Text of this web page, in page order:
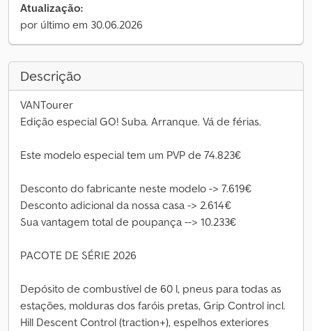
Atualização:
por último em 30.06.2026
Descrição
VANTourer
Edição especial GO! Suba. Arranque. Vá de férias.
Este modelo especial tem um PVP de 74.823€
Desconto do fabricante neste modelo -> 7.619€
Desconto adicional da nossa casa -> 2.614€
Sua vantagem total de poupança --> 10.233€
PACOTE DE SÉRIE 2026
Depósito de combustível de 60 l, pneus para todas as
estações, molduras dos faróis pretas, Grip Control incl.
Hill Descent Control (traction+), espelhos exteriores